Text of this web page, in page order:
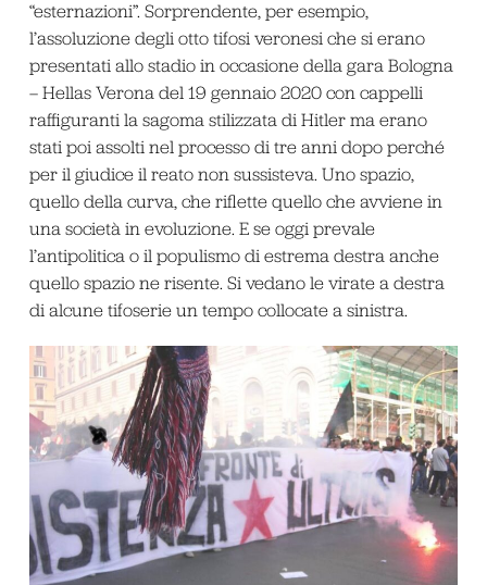
“esternazioni”. Sorprendente, per esempio,
l’assoluzione degli otto tifosi veronesi che si erano
presentati allo stadio in occasione della gara Bologna
– Hellas Verona del 19 gennaio 2020 con cappelli
raffiguranti la sagoma stilizzata di Hitler ma erano
stati poi assolti nel processo di tre anni dopo perché
per il giudice il reato non sussisteva. Uno spazio,
quello della curva, che riflette quello che avviene in
una società in evoluzione. E se oggi prevale
l’antipolitica o il populismo di estrema destra anche
quello spazio ne risente. Si vedano le virate a destra
di alcune tifoserie un tempo collocate a sinistra.